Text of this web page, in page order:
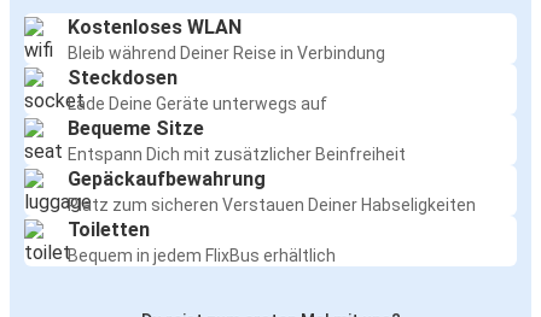
Kostenloses WLAN
Bleib während Deiner Reise in Verbindung
Steckdosen
Lade Deine Geräte unterwegs auf
Bequeme Sitze
Entspann Dich mit zusätzlicher Beinfreiheit
Gepäckaufbewahrung
Platz zum sicheren Verstauen Deiner Habseligkeiten
Toiletten
Bequem in jedem FlixBus erhältlich